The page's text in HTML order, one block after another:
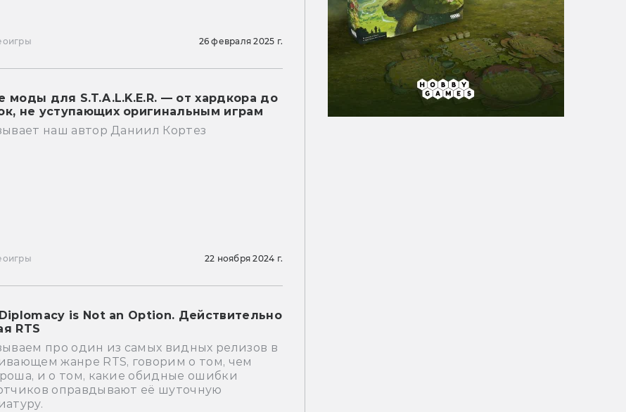
26 февраля 2025 г.
моды для S.T.A.L.K.E.R. — от хардкора до
не уступающих оригинальным играм
наш автор Даниил Кортез
22 ноября 2024 г.
is Not an Option. Действительно
RTS
про один из самых видных релизов в
жанре RTS, говорим о том, чем
и о том, какие обидные ошибки
оправдывают её шуточную